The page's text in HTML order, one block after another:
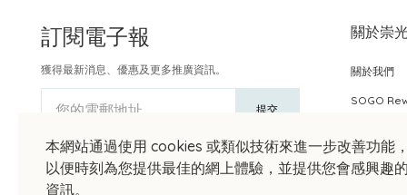
本網站通過使用 cookies 或類似技術來進一步改善功能
以便時刻為您提供最佳的網上體驗，並提供您會感興趣
資訊。
訂閱電子報
獲得最新消息、優惠及更多推廣資訊。
您的電郵地址 提交
關於崇
關於我們
SOGO